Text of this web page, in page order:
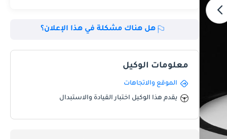
هل هناك مشكلة في هذا الإعلان؟
معلومات الوكيل
الموقع والاتجاهات
يقدم هذا الوكيل اختبار القيادة والاستبدال